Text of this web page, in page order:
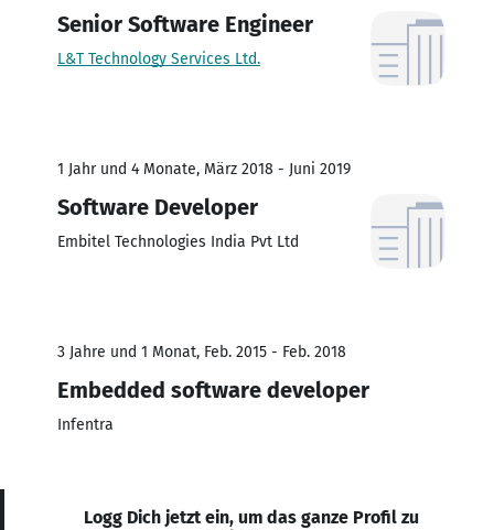
Senior Software Engineer
L&T Technology Services Ltd.
1 Jahr und 4 Monate, März 2018 - Juni 2019
Software Developer
Embitel Technologies India Pvt Ltd
3 Jahre und 1 Monat, Feb. 2015 - Feb. 2018
Embedded software developer
Infentra
Logg Dich jetzt ein, um das ganze Profil zu